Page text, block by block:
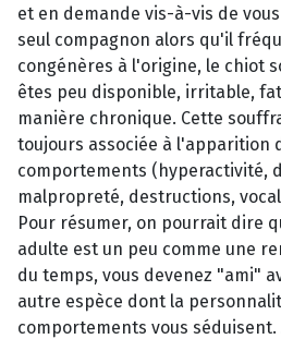
et en demande vis-à-vis de
seul compagnon alors qu'il
congénères à l'origine, le chiot
êtes peu disponible, irritable,
manière chronique. Cette
toujours associée à l'apparition
comportements (hyperactivité,
malpropreté, destructions,
Pour résumer, on pourrait dire
adulte est un peu comme une
du temps, vous devenez "ami"
autre espèce dont la
comportements vous